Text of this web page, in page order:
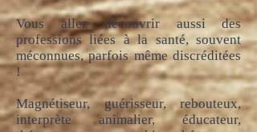
Vous allez découvrir aussi des
professions liées à la santé, souvent
méconnues, parfois même discréditées
!
Magnétiseur, guérisseur, rebouteux,
interprète animalier, éducateur,